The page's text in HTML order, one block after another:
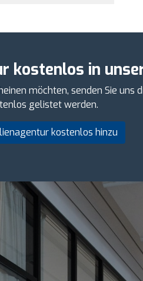
kostenlos in
möchten, senden Sie uns
gelistet werden.
kostenlos hinzu